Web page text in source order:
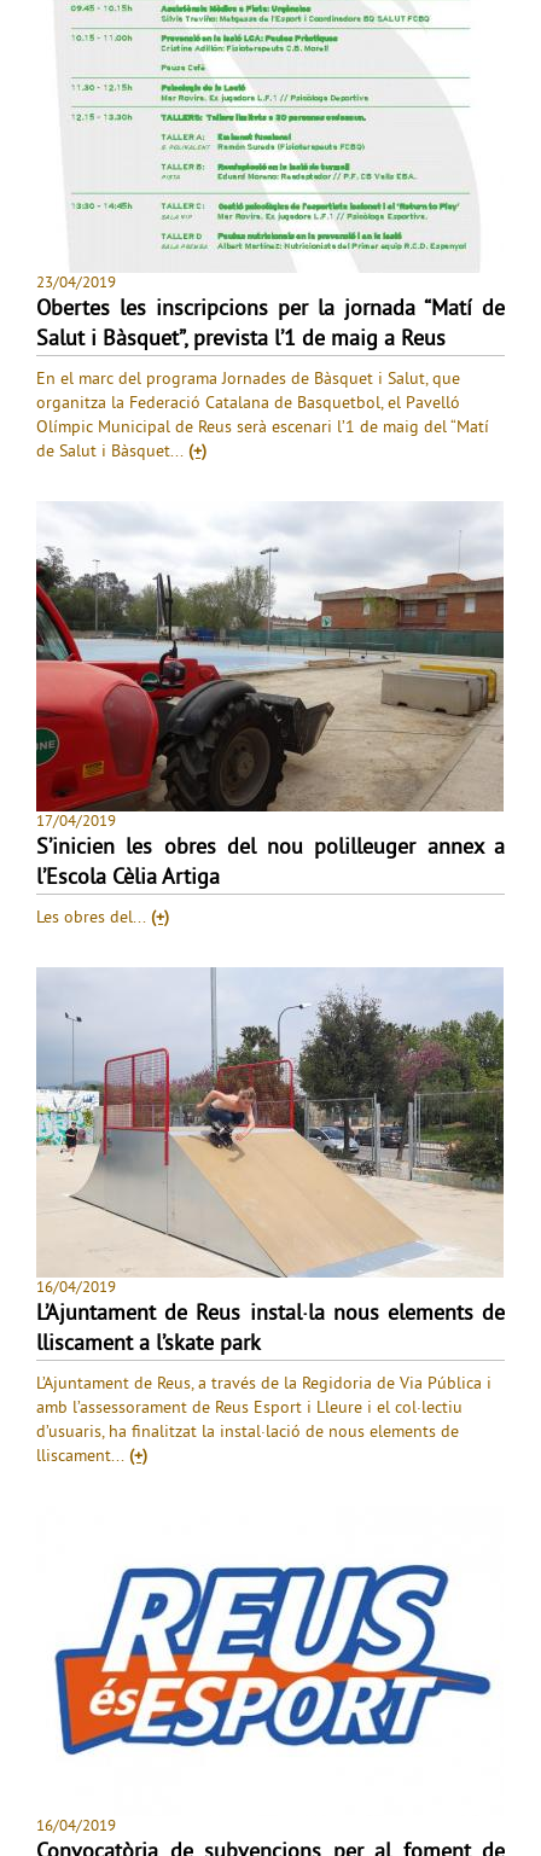
23/04/2019
Obertes les inscripcions per la jornada “Matí de
Salut i Bàsquet”, prevista l’1 de maig a Reus
En el marc del programa Jornades de Bàsquet i Salut, que
organitza la Federació Catalana de Basquetbol, el Pavelló
Olímpic Municipal de Reus serà escenari l’1 de maig del “Matí
de Salut i Bàsquet... (+)
17/04/2019
S’inicien les obres del nou polilleuger annex a
l’Escola Cèlia Artiga
Les obres del... (+)
16/04/2019
L’Ajuntament de Reus instal·la nous elements de
lliscament a l’skate park
L’Ajuntament de Reus, a través de la Regidoria de Via Pública i
amb l’assessorament de Reus Esport i Lleure i el col·lectiu
d’usuaris, ha finalitzat la instal·lació de nous elements de
lliscament... (+)
16/04/2019